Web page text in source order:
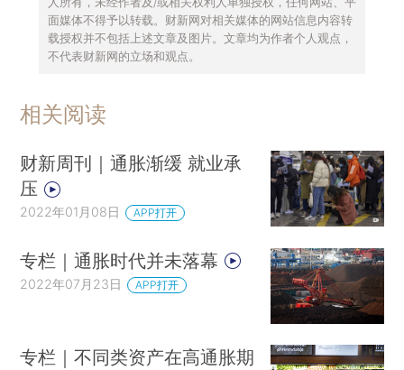
面媒体不得予以转载。财新网对相关媒体的网站信息内容转
载授权并不包括上述文章及图片。文章均为作者个人观点，
不代表财新网的立场和观点。
相关阅读
财新周刊｜通胀渐缓 就业承
压
2022年01月08日 APP打开
专栏｜通胀时代并未落幕
2022年07月23日 APP打开
专栏｜不同类资产在高通胀期